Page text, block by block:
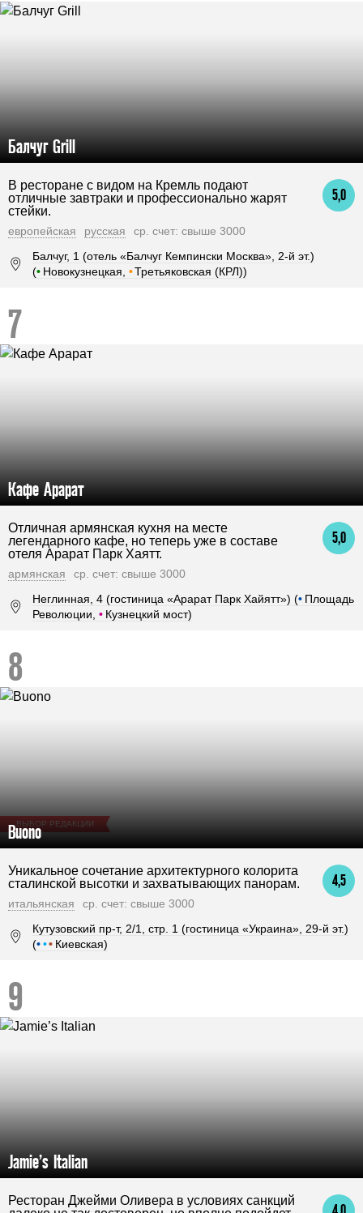
Балчуг Grill
5,0
В ресторане с видом на Кремль подают
отличные завтраки и профессионально жарят
стейки.
европейская русская
ср. счет: свыше 3000
Балчуг, 1 (отель «Балчуг Кемпински Москва», 2-й эт.)
(• Новокузнецкая, •Третьяковская (КРЛ))
Кафе Арарат
5,0
Отличная армянская кухня на месте
легендарного кафе, но теперь уже в составе
отеля Арарат Парк Хаятт.
армянская
ср. счет: свыше 3000
Неглинная, 4 (гостиница «Арарат Парк Хайятт») (• Площадь
Революции, • Кузнецкий мост)
ВЫБОР РЕДАКЦИИ
Buono
4,5
Уникальное сочетание архитектурного колорита
сталинской высотки и захватывающих панорам.
итальянская
ср. счет: свыше 3000
Кутузовский пр-т, 2/1, стр. 1 (гостиница «Украина», 29-й эт.)
(••• Киевская)
Jamie’s Italian
Ресторан Джейми Оливера в условиях санкций